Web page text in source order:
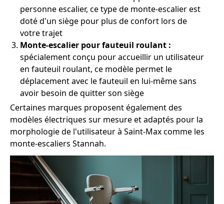
personne escalier, ce type de monte-escalier est
doté d'un siège pour plus de confort lors de
votre trajet
Monte-escalier pour fauteuil roulant :
spécialement conçu pour accueillir un utilisateur
en fauteuil roulant, ce modèle permet le
déplacement avec le fauteuil en lui-même sans
avoir besoin de quitter son siège
Certaines marques proposent également des
modèles électriques sur mesure et adaptés pour la
morphologie de l'utilisateur à Saint-Max comme les
monte-escaliers Stannah.